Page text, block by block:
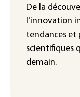
La
absolu de
De la
l'innovation
tendances et
scientifiques
demain.